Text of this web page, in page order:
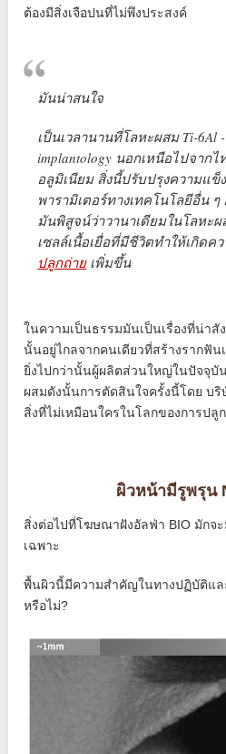
ต้องมีสิ่งเจือปนที่ไม่พึงประสงค์
มันน่าสนใจ
เป็นเวลานานที่โลหะผสม Ti-6Al
implantology นอกเหนือไปจาก
อลูมิเนียม สิ่งนี้ปรับปรุงความแข็
พารามิเตอร์ทางเทคโนโลยีอื่น
มันพิสูจน์ว่าวานาเดียมในโลหะ
เซลล์เนื้อเยื่อที่มีชีวิตทำให้เกิดคว
ปลูกถ่ายเพิ่มขึ้น
ในความเป็นธรรมมันเป็นเรื่องที่น่าสั
นั้นอยู่ไกลจากคนเดียวที่สร้างรากฟัน
ยิ่งไปกว่านั้นผู้ผลิตส่วนใหญ่ในปัจจุบั
ผสมดังนั้นการตัดสินใจครั้งนี้โดย บริ
สิ่งที่ไม่เหมือนใครในโลกของการปลู
ผิวหน้ามีรูพรุน
สิ่งต่อไปที่โฆษณาฝังอัลฟ่า BIO มักจ
เฉพาะ
พื้นผิวนี้มีความสำคัญในทางปฏิบัติแล
หรือไม่?